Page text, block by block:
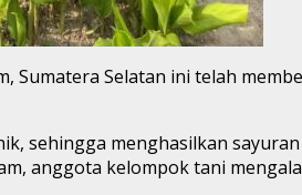
Sumatera Selatan ini telah
sehingga menghasilkan
anggota kelompok tani